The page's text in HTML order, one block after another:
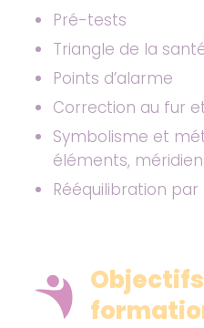
Pré-tests
Triangle de la
Points d’alarme
Correction au fur
Symbolisme et
éléments,
Rééquilibration